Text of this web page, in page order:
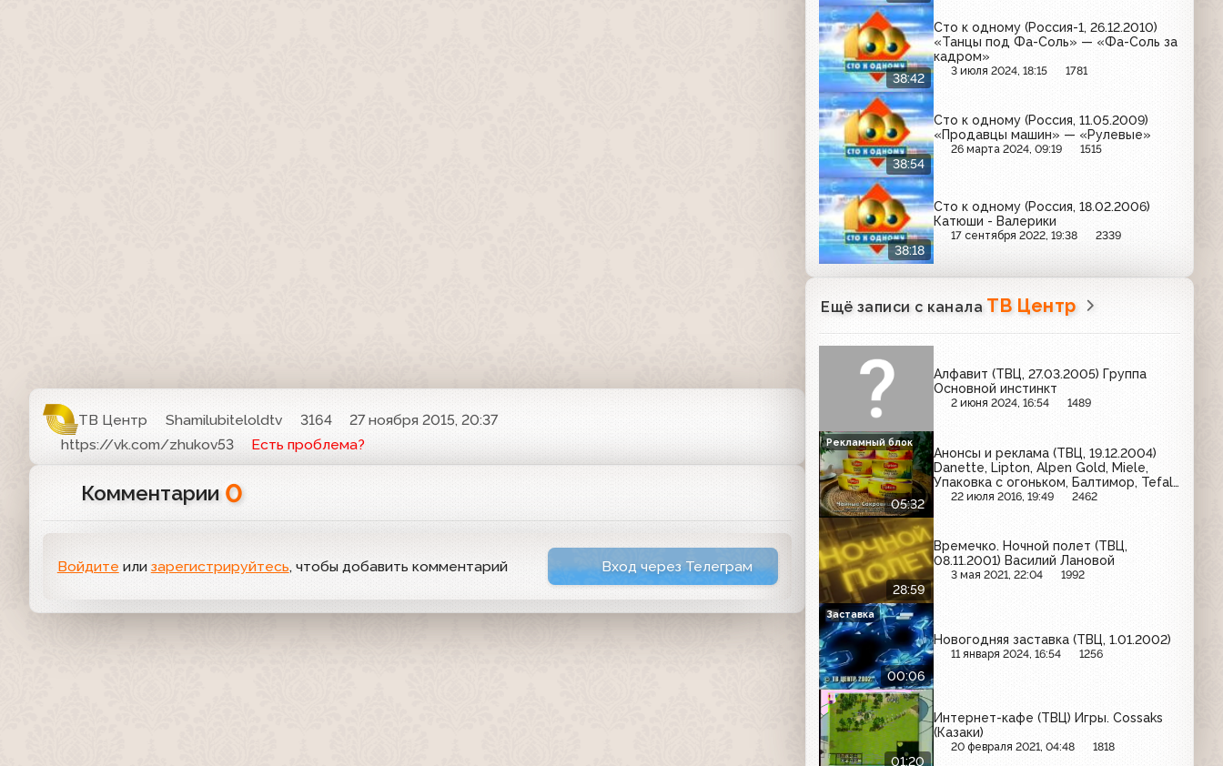
ТВ Центр Shamilubiteloldtv 3164
27 ноября 2015, 20:37
https://vk.com/zhukov53
Есть проблема?
Комментарии 0
Войдите или зарегистрируйтесь, чтобы добавить комментарий Вход через Телеграм
38:42
Сто к одному (Россия-1, 26.12.2010)
«Танцы под Фа-Соль» — «Фа-Соль за
кадром»
3 июля 2024, 18:15 1781
38:54
Сто к одному (Россия, 11.05.2009)
«Продавцы машин» — «Рулевые»
26 марта 2024, 09:19 1515
38:18
Cто к одному (Россия, 18.02.2006)
Катюши - Валерики
17 сентября 2022, 19:38 2339
Ещё записи с канала ТВ Центр
Алфавит (ТВЦ, 27.03.2005) Группа
Основной инстинкт
2 июня 2024, 16:54 1489
05:32
Анонсы и реклама (ТВЦ, 19.12.2004)
Danette, Lipton, Alpen Gold, Miele,
Упаковка с огоньком, Балтимор, Tefal,
Actimel
22 июля 2016, 19:49 2462
Рекламный блок
28:59
Времечко. Ночной полет (ТВЦ,
08.11.2001) Василий Лановой
3 мая 2021, 22:04 1992
00:06
Новогодняя заставка (ТВЦ, 1.01.2002)
11 января 2024, 16:54 1256
Заставка
01:20
Интернет-кафе (ТВЦ) Игры. Cossaks
(Казаки)
20 февраля 2021, 04:48 1818